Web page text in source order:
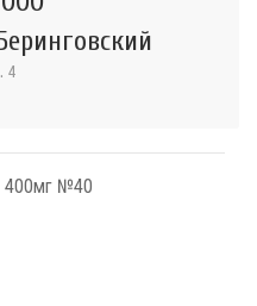
4
400мг №40